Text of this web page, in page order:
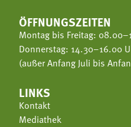
ÖFFNUNGSZEITEN
Montag bis Freitag:
Donnerstag: 14.30–16.00
(außer Anfang Juli bis
LINKS
Kontakt
Mediathek